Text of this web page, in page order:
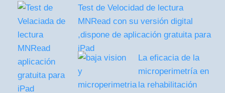
Test de Velocidad de lectura
MNRead con su versión digital
,dispone de aplicación gratuita para
iPad
La eficacia de la
microperimetría en
la rehabilitación